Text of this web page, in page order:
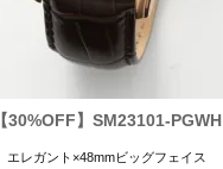
【30%OFF】SM23101-PGWH
エレガント×48mmビッグフェイス